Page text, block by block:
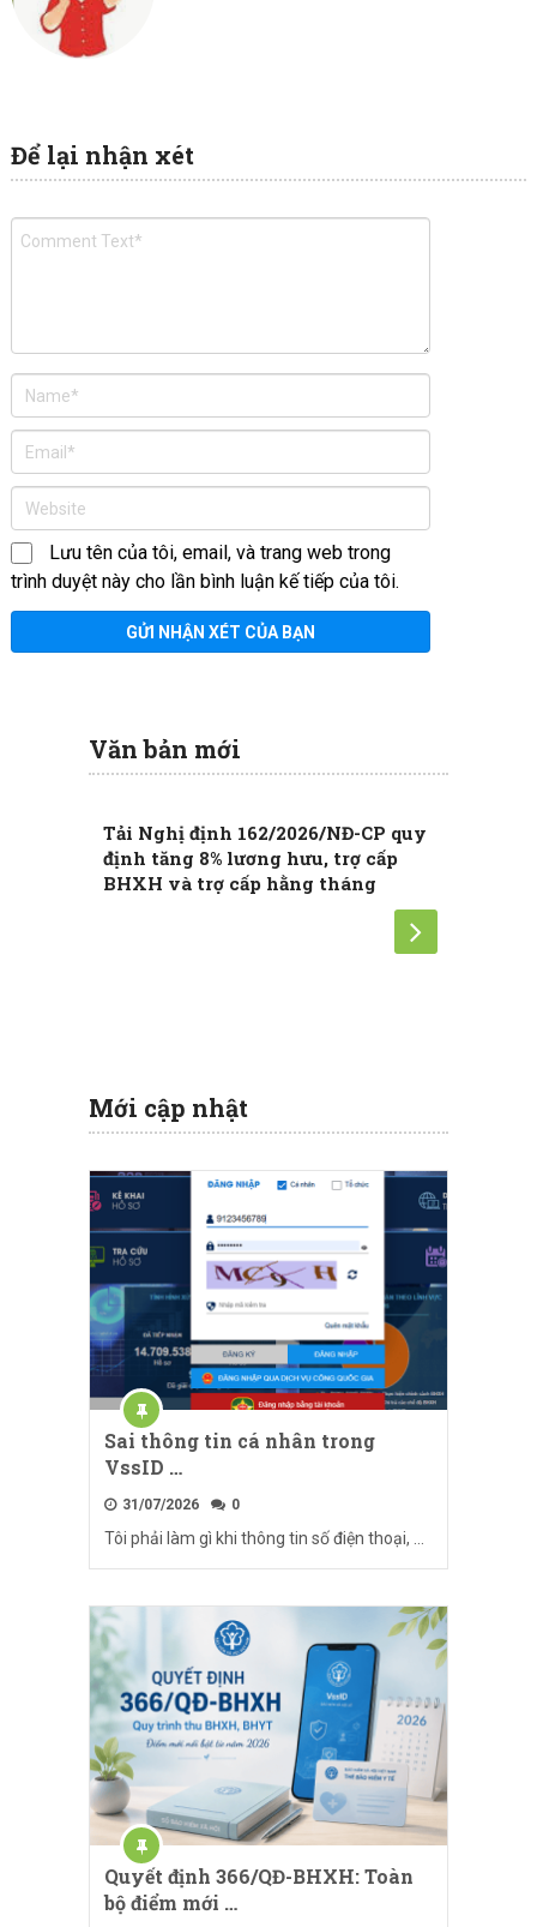
Để lại nhận xét
Lưu tên của tôi, email, và trang web trong
trình duyệt này cho lần bình luận kế tiếp của tôi.
Văn bản mới
Tải Nghị định 162/2026/NĐ-CP quy
định tăng 8% lương hưu, trợ cấp
BHXH và trợ cấp hằng tháng
Mới cập nhật
Sai thông tin cá nhân trong
VssID …
31/07/2026 0
Tôi phải làm gì khi thông tin số điện thoại, …
Quyết định 366/QĐ-BHXH: Toàn
bộ điểm mới …